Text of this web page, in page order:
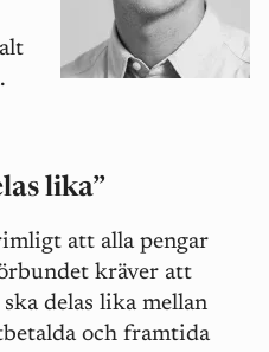
lika”
att alla pengar
kräver att
delas lika mellan
och framtida